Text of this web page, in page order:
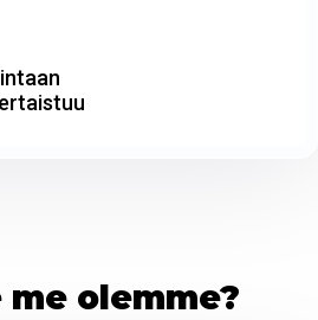
me olemme?